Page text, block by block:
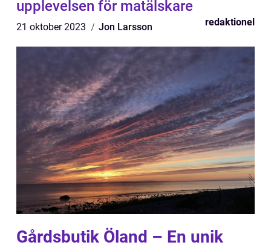
upplevelsen för matälskare
21 oktober 2023 Jon Larsson redaktionel
Gårdsbutik Öland – En unik